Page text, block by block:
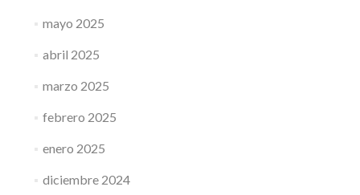
mayo 2025
abril 2025
marzo 2025
febrero 2025
enero 2025
diciembre 2024